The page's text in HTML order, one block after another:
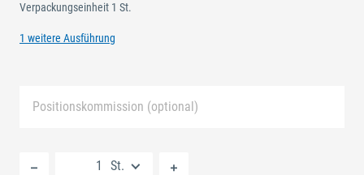
Verpackungseinheit 1 St.
1 weitere Ausführung
Positionskommission (optional)
St.